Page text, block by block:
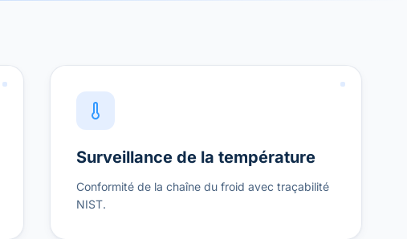
Surveillance de la température
Conformité de la chaîne du froid avec traçabilité
NIST.